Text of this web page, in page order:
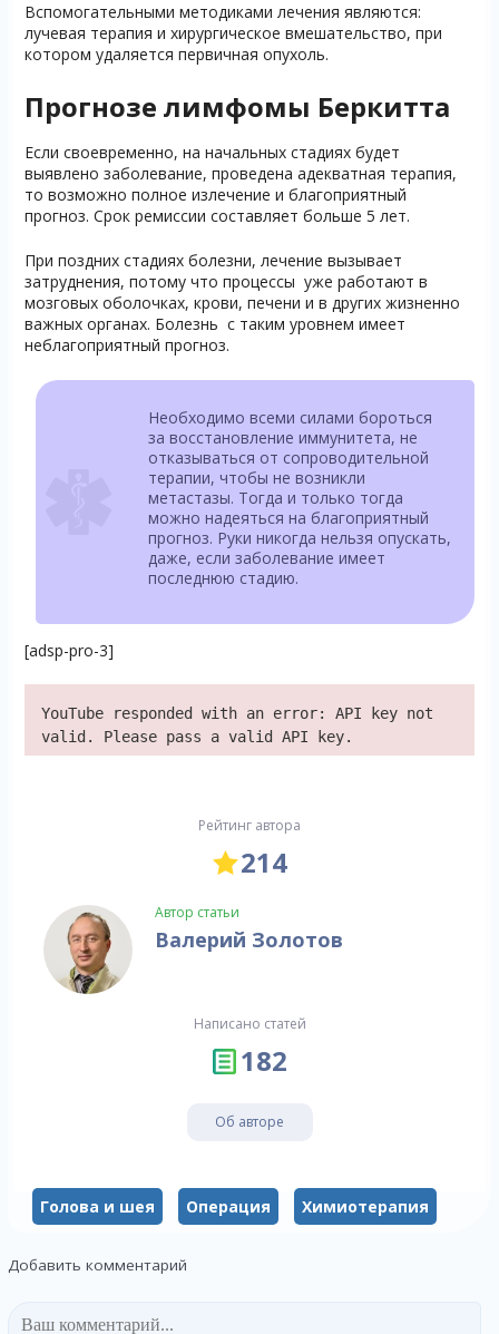
Вспомогательными методиками лечения являются:
лучевая терапия и хирургическое вмешательство, при
котором удаляется первичная опухоль.
Прогнозе лимфомы Беркитта
Если своевременно, на начальных стадиях будет
выявлено заболевание, проведена адекватная терапия,
то возможно полное излечение и благоприятный
прогноз. Срок ремиссии составляет больше 5 лет.
При поздних стадиях болезни, лечение вызывает
затруднения, потому что процессы уже работают в
мозговых оболочках, крови, печени и в других жизненно
важных органах. Болезнь с таким уровнем имеет
неблагоприятный прогноз.
Необходимо всеми силами бороться
за восстановление иммунитета, не
отказываться от сопроводительной
терапии, чтобы не возникли
метастазы. Тогда и только тогда
можно надеяться на благоприятный
прогноз. Руки никогда нельзя опускать,
даже, если заболевание имеет
последнюю стадию.
[adsp-pro-3]
YouTube responded with an error: API key not
valid. Please pass a valid API key.
Рейтинг автора
214
Автор статьи
Валерий Золотов
Написано статей
182
Об авторе
Голова и шея Операция Химиотерапия
Добавить комментарий